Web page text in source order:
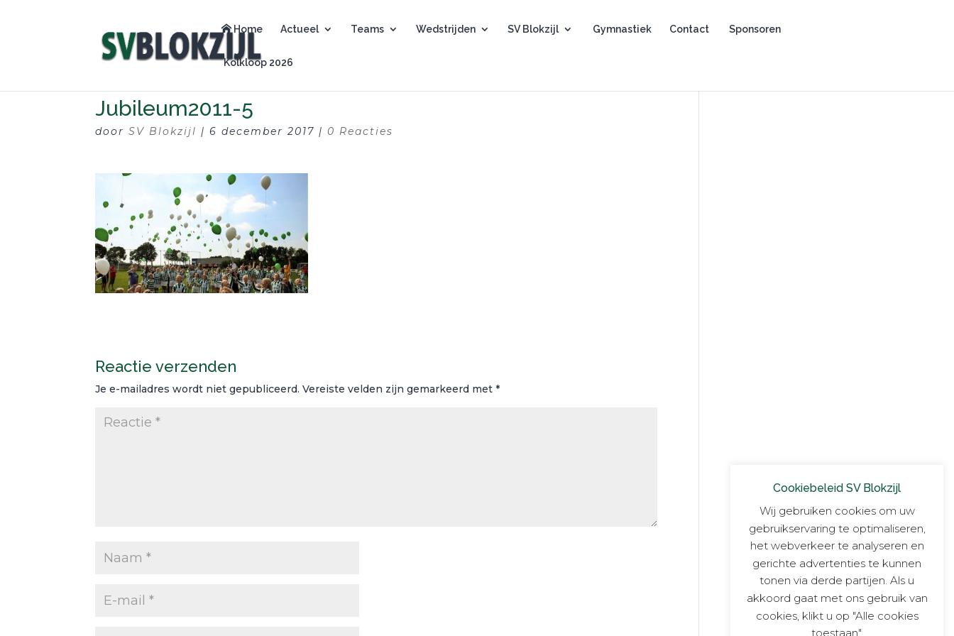
Home Actueel Teams Wedstrijden SV Blokzijl Gymnastiek Contact Sponsoren
Kolkloop 2026
Jubileum2011-5
doorSV Blokzijl |6 december 2017 | 0 Reacties
Reactie verzenden
Je e-mailadres wordt niet gepubliceerd. Vereiste velden zijn gemarkeerd met*
Cookiebeleid SV Blokzijl
Wij gebruiken cookies om uw
gebruikservaring te optimaliseren,
het webverkeer te analyseren en
gerichte advertenties te kunnen
tonen via derde partijen. Als u
akkoord gaat met ons gebruik van
cookies, klikt u op "Alle cookies
toestaan".